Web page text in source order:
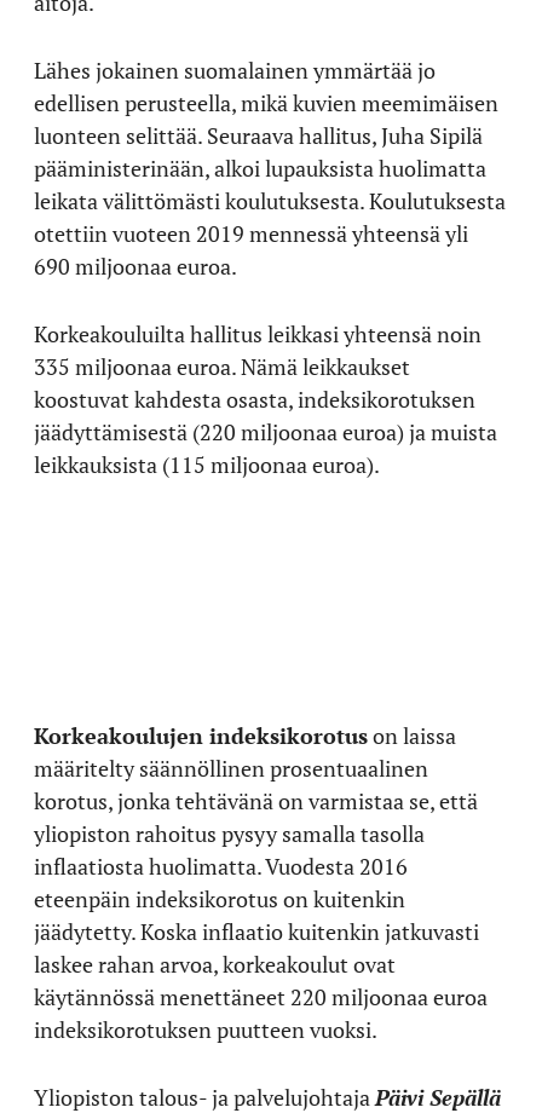
Lähes jokainen suomalainen ymmärtää jo
edellisen perusteella, mikä kuvien meemimäisen
luonteen selittää. Seuraava hallitus, Juha Sipilä
pääministerinään, alkoi lupauksista huolimatta
leikata välittömästi koulutuksesta. Koulutuksesta
otettiin vuoteen 2019 mennessä yhteensä yli
690 miljoonaa euroa.
Korkeakouluilta hallitus leikkasi yhteensä noin
335 miljoonaa euroa. Nämä leikkaukset
koostuvat kahdesta osasta, indeksikorotuksen
jäädyttämisestä (220 miljoonaa euroa) ja muista
leikkauksista (115 miljoonaa euroa).
Korkeakoulujen indeksikorotuson laissa
määritelty säännöllinen prosentuaalinen
korotus, jonka tehtävänä on varmistaa se, että
yliopiston rahoitus pysyy samalla tasolla
inflaatiosta huolimatta. Vuodesta 2016
eteenpäin indeksikorotus on kuitenkin
jäädytetty. Koska inflaatio kuitenkin jatkuvasti
laskee rahan arvoa, korkeakoulut ovat
käytännössä menettäneet 220 miljoonaa euroa
indeksikorotuksen puutteen vuoksi.
Yliopiston talous- ja palvelujohtajaPäivi Sepällä